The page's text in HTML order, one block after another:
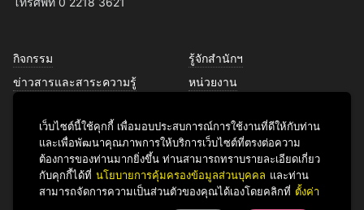
กิจกรรม
ข่าวสารและสาระความรู้
ศิลปวัฒนธรรม
รู้จักสำนักฯ
หน่วยงาน
บริการของเรา
ติดต่อเรา
เว็บไซต์นี้ใช้คุกกี้ เพื่อมอบประสบการณ์การใช้งานที่ดีให้กับท่าน
และเพื่อพัฒนาคุณภาพการให้บริการเว็บไซต์ที่ตรงต่อความ
ต้องการของท่านมากยิ่งขึ้น ท่านสามารถทราบรายละเอียดเกี่ยว
กับคุกกี้ได้ที่ นโยบายการคุ้มครองข้อมูลส่วนบุคคล และท่าน
สามารถจัดการความเป็นส่วนตัวของคุณได้เองโดยคลิกที่ ตั้งค่า